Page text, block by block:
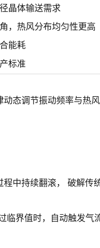
晶体输送需求
，热风分布均匀性更高
能耗
标准
动态调节振动频率与热
程中持续翻滚， 破解传
界值时，自动触发气